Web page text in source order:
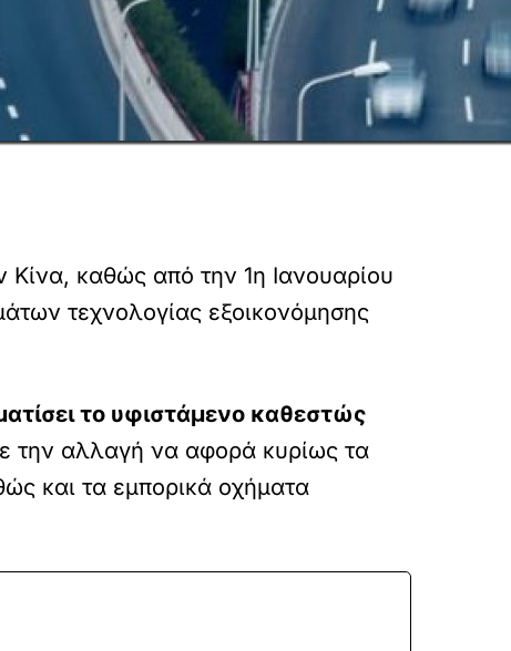
Κίνα, καθώς από την 1η Ιανουαρίου
τεχνολογίας εξοικονόμησης
το υφιστάμενο καθεστώς
την αλλαγή να αφορά κυρίως τα
και τα εμπορικά οχήματα